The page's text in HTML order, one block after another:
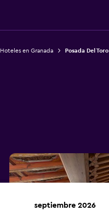
Hoteles en Granada Posada Del Toro
septiembre 2026